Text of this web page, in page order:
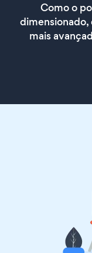
Como o
dimensionado,
mais